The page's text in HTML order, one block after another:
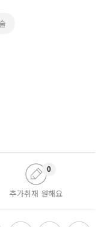
추가취재 원해요
0